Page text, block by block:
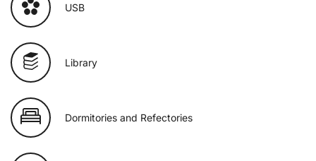
USB
Library
Dormitories and Refectories